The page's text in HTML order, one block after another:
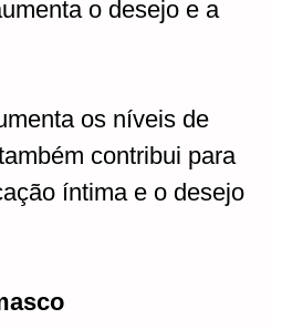
o desejo e a
os níveis de
contribui para
íntima e o desejo